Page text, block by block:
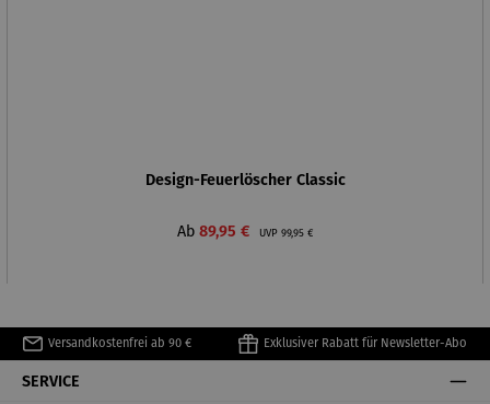
Design-Feuerlöscher Classic
Verkaufspreis:
Ab 89,95 € UVP Regulärer Preis:
99,95 €
Versandkostenfrei ab 90 € Exklusiver Rabatt für Newsletter-Abo
SERVICE